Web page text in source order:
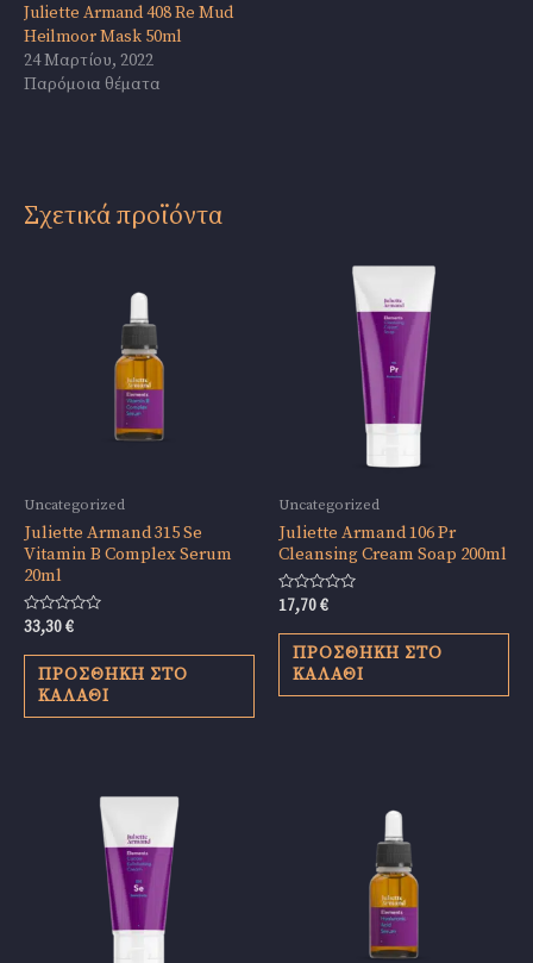
Juliette Armand 408 Re Mud
Heilmoor Mask 50ml
24 Μαρτίου, 2022
Παρόμοια θέματα
Σχετικά προϊόντα
Uncategorized
Juliette Armand 315 Se
Vitamin B Complex Serum
20ml
Βαθμολογήθηκε
0
από
33,30€
ΠΡΟΣΘΉΚΗ ΣΤΟ
ΚΑΛΆΘΙ
Uncategorized
Juliette Armand 106 Pr
Cleansing Cream Soap 200ml
Βαθμολογήθηκε
0
από
17,70€
ΠΡΟΣΘΉΚΗ ΣΤΟ
ΚΑΛΆΘΙ